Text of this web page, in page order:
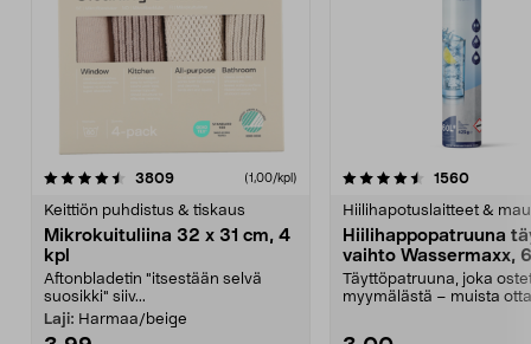
3809arvostelut (1,00/kpl)
Keittiön puhdistus & tiskaus
Mikrokuituliina 32 x 31 cm, 4
kpl
Aftonbladetin "itsestään selvä
suosikki" siiv...
Laji: Harmaa/beige
4.5viidestä
1560
Hiilihapotuslaitteet &
Hiilihappopatruuna
vaihto Wassermaxx,
Täyttöpatruuna, joka
myymälästä – muista
4.5viidestä